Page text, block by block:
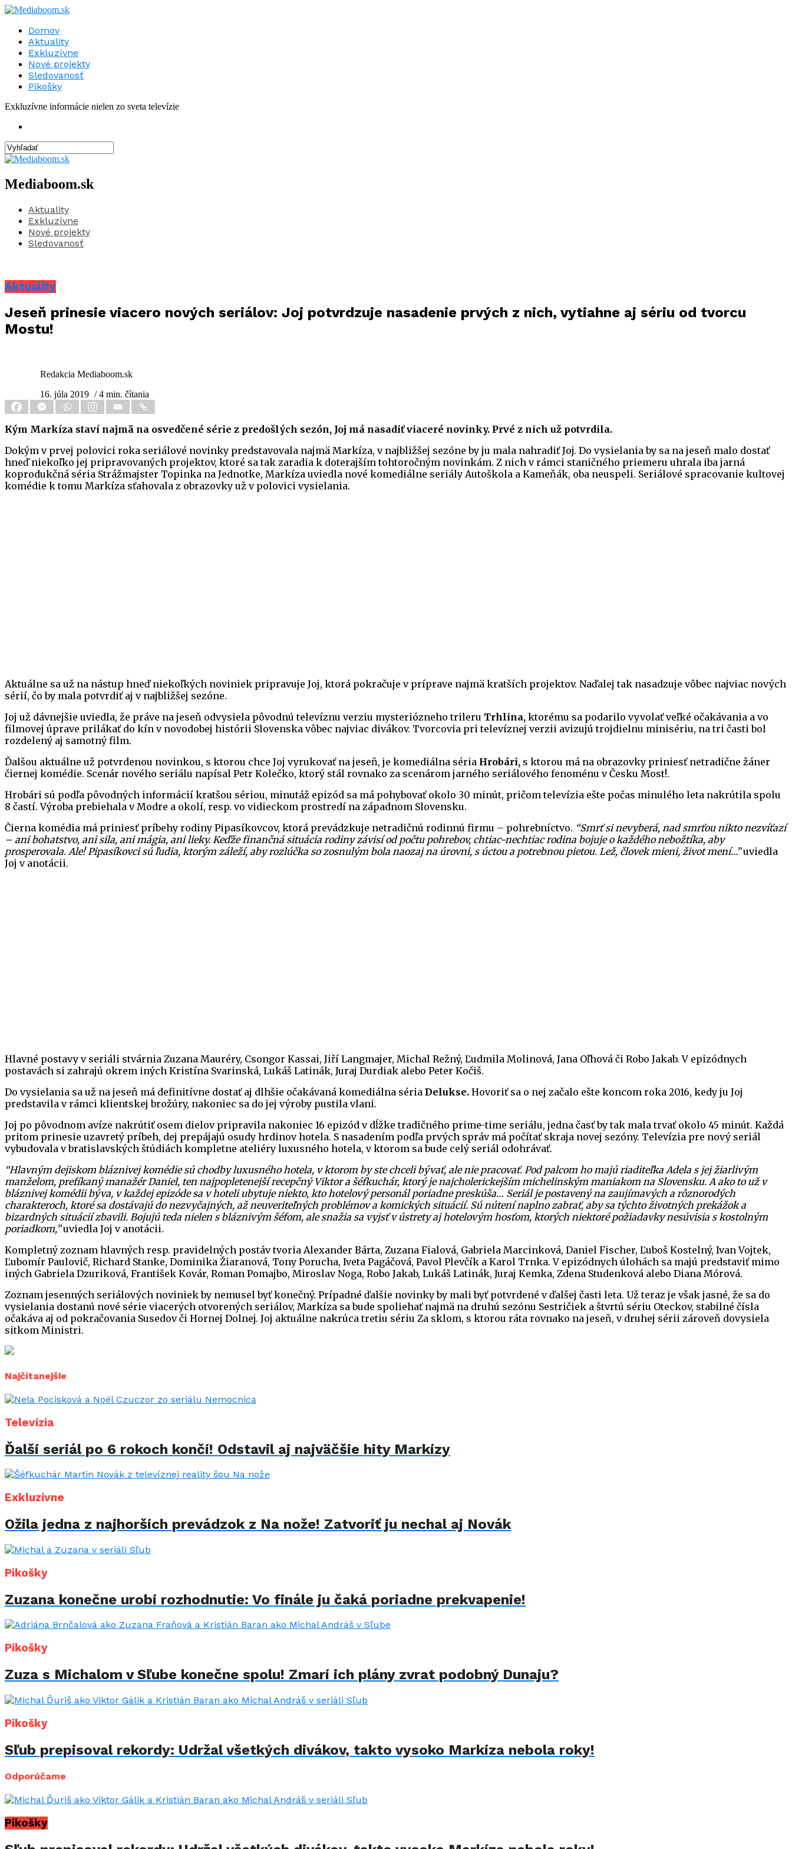
Domov
Aktuality
Exkluzívne
Nové projekty
Sledovanosť
Pikošky
Exkluzívne informácie nielen zo sveta televízie
Mediaboom.sk
Aktuality
Exkluzívne
Nové projekty
Sledovanosť
Aktuality
Jeseň prinesie viacero nových seriálov: Joj potvrdzuje nasadenie prvých z nich, vytiahne aj sériu od tvorcu
Mostu!
Redakcia Mediaboom.sk
16. júla 2019 / 4 min. čítania
Kým Markíza staví najmä na osvedčené série z predošlých sezón, Joj má nasadiť viaceré novinky. Prvé z nich už potvrdila.
Dokým v prvej polovici roka seriálové novinky predstavovala najmä Markíza, v najbližšej sezóne by ju mala nahradiť Joj. Do vysielania by sa na jeseň malo dostať
hneď niekoľko jej pripravovaných projektov, ktoré sa tak zaradia k doterajším tohtoročným novinkám. Z nich v rámci staničného priemeru uhrala iba jarná
koprodukčná séria Strážmajster Topinka na Jednotke, Markíza uviedla nové komediálne seriály Autoškola a Kameňák, oba neuspeli. Seriálové spracovanie kultovej
komédie k tomu Markíza sťahovala z obrazovky už v polovici vysielania.
Aktuálne sa už na nástup hneď niekoľkých noviniek pripravuje Joj, ktorá pokračuje v príprave najmä kratších projektov. Naďalej tak nasadzuje vôbec najviac nových
sérií, čo by mala potvrdiť aj v najbližšej sezóne.
Joj už dávnejšie uviedla, že práve na jeseň odvysiela pôvodnú televíznu verziu mysteriózneho trileru Trhlina, ktorému sa podarilo vyvolať veľké očakávania a vo
filmovej úprave prilákať do kín v novodobej histórii Slovenska vôbec najviac divákov. Tvorcovia pri televíznej verzii avizujú trojdielnu minisériu, na tri časti bol
rozdelený aj samotný film.
Ďalšou aktuálne už potvrdenou novinkou, s ktorou chce Joj vyrukovať na jeseň, je komediálna séria Hrobári, s ktorou má na obrazovky priniesť netradične žáner
čiernej komédie. Scenár nového seriálu napísal Petr Kolečko, ktorý stál rovnako za scenárom jarného seriálového fenoménu v Česku Most!.
Hrobári sú podľa pôvodných informácií kratšou sériou, minutáž epizód sa má pohybovať okolo 30 minút, pričom televízia ešte počas minulého leta nakrútila spolu
8 častí. Výroba prebiehala v Modre a okolí, resp. vo vidieckom prostredí na západnom Slovensku.
Čierna komédia má priniesť príbehy rodiny Pipasíkovcov, ktorá prevádzkuje netradičnú rodinnú firmu – pohrebníctvo. “Smrť si nevyberá, nad smrťou nikto nezvíťazí
– ani bohatstvo, ani sila, ani mágia, ani lieky. Keďže finančná situácia rodiny závisí od počtu pohrebov, chtiac-nechtiac rodina bojuje o každého nebožtíka, aby
prosperovala. Ale! Pipasíkovci sú ľudia, ktorým záleží, aby rozlúčka so zosnulým bola naozaj na úrovni, s úctou a potrebnou pietou. Lež, človek mieni, život mení…”uviedla
Joj v anotácii.
Hlavné postavy v seriáli stvárnia Zuzana Mauréry, Csongor Kassai, Jiří Langmajer, Michal Režný, Ľudmila Molinová, Jana Oľhová či Robo Jakab. V epizódnych
postavách si zahrajú okrem iných Kristína Svarinská, Lukáš Latinák, Juraj Durdiak alebo Peter Kočiš.
Do vysielania sa už na jeseň má definitívne dostať aj dlhšie očakávaná komediálna séria Delukse. Hovoriť sa o nej začalo ešte koncom roka 2016, kedy ju Joj
predstavila v rámci klientskej brožúry, nakoniec sa do jej výroby pustila vlani.
Joj po pôvodnom avíze nakrútiť osem dielov pripravila nakoniec 16 epizód v dĺžke tradičného prime-time seriálu, jedna časť by tak mala trvať okolo 45 minút. Každá
pritom prinesie uzavretý príbeh, dej prepájajú osudy hrdinov hotela. S nasadením podľa prvých správ má počítať skraja novej sezóny. Televízia pre nový seriál
vybudovala v bratislavských štúdiách kompletne ateliéry luxusného hotela, v ktorom sa bude celý seriál odohrávať.
“Hlavným dejiskom bláznivej komédie sú chodby luxusného hotela, v ktorom by ste chceli bývať, ale nie pracovať. Pod palcom ho majú riaditeľka Adela s jej žiarlivým
manželom, prefíkaný manažér Daniel, ten najpopletenejší recepčný Viktor a šéfkuchár, ktorý je najcholerickejším michelinským maniakom na Slovensku. A ako to už v
bláznivej komédii býva, v každej epizóde sa v hoteli ubytuje niekto, kto hotelový personál poriadne preskúša… Seriál je postavený na zaujímavých a rôznorodých
charakteroch, ktoré sa dostávajú do nezvyčajných, až neuveriteľných problémov a komických situácií. Sú nútení naplno zabrať, aby sa týchto životných prekážok a
bizardných situácií zbavili. Bojujú teda nielen s bláznivým šéfom, ale snažia sa vyjsť v ústrety aj hotelovým hosťom, ktorých niektoré požiadavky nesúvisia s kostolným
poriadkom,”uviedla Joj v anotácii.
Kompletný zoznam hlavných resp. pravidelných postáv tvoria Alexander Bárta, Zuzana Fialová, Gabriela Marcinková, Daniel Fischer, Ľuboš Kostelný, Ivan Vojtek,
Ľubomír Paulovič, Richard Stanke, Dominika Žiaranová, Tony Porucha, Iveta Pagáčová, Pavol Plevčík a Karol Trnka. V epizódnych úlohách sa majú predstaviť mimo
iných Gabriela Dzuriková, František Kovár, Roman Pomajbo, Miroslav Noga, Robo Jakab, Lukáš Latinák, Juraj Kemka, Zdena Studenková alebo Diana Mórová.
Zoznam jesenných seriálových noviniek by nemusel byť konečný. Prípadné ďalšie novinky by mali byť potvrdené v ďalšej časti leta. Už teraz je však jasné, že sa do
vysielania dostanú nové série viacerých otvorených seriálov, Markíza sa bude spoliehať najmä na druhú sezónu Sestričiek a štvrtú sériu Oteckov, stabilné čísla
očakáva aj od pokračovania Susedov či Hornej Dolnej. Joj aktuálne nakrúca tretiu sériu Za sklom, s ktorou ráta rovnako na jeseň, v druhej sérii zároveň dovysiela
sitkom Ministri.
Najčítanejšie
Televízia
Ďalší seriál po 6 rokoch končí! Odstavil aj najväčšie hity Markízy
Exkluzívne
Ožila jedna z najhorších prevádzok z Na nože! Zatvoriť ju nechal aj Novák
Pikošky
Zuzana konečne urobí rozhodnutie: Vo finále ju čaká poriadne prekvapenie!
Pikošky
Zuza s Michalom v Sľube konečne spolu! Zmarí ich plány zvrat podobný Dunaju?
Pikošky
Sľub prepisoval rekordy: Udržal všetkých divákov, takto vysoko Markíza nebola roky!
Odporúčame
Pikošky